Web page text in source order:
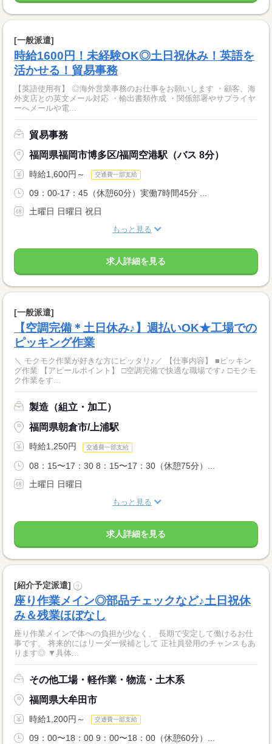
[一般派遣]
時給1600円！未経験OK◎土日祝休み！英語を
活かせる！貿易事務
【英語使用有】 ◎海外営業事務のお仕事をお願いします ・顧客、海
外支店との英文メール対応 ・輸出書類作成 ・関係部署やサプライヤ
ーへメールや電...
貿易事務
福岡県福岡市博多区/福岡空港駅（バス 8分）
時給1,600円～ 交通費一部支給
09：00-17：45（休憩60分）実働7時間45分 ...
土曜日 日曜日 祝日
もっと見る
求人詳細を見る
[一般派遣]
【空調完備＊土日休み♪】週払いOK★工場での
ピッキング作業
＼ モクモク作業が好きな方にピッタリ♪／ 【仕事内容】 ■ピッキン
グ作業 【アピールポイント】 □空調完備で快適な職場です♪ □モクモ
ク作業をす...
製造（組立・加工）
福岡県朝倉市/上浦駅
時給1,250円 交通費一部支給
08：15〜17：30 8：15〜17：30（休憩75分）...
土曜日 日曜日
もっと見る
求人詳細を見る
[紹介予定派遣] ?
座り作業メイン◎部品チェックなど♪土日祝休
み＆残業ほぼなし
座り作業メインで体への負担が少なく、 長期で安定して働けるお仕
事です。 将来的にはリーダー候補として 正社員登用のチャンスもあ
ります◎ ▼具体...
その他工場・軽作業・物流・土木系
福岡県大牟田市
時給1,200円～ 交通費一部支給
09：00〜18：00 9：00〜18：00（休憩60分）...